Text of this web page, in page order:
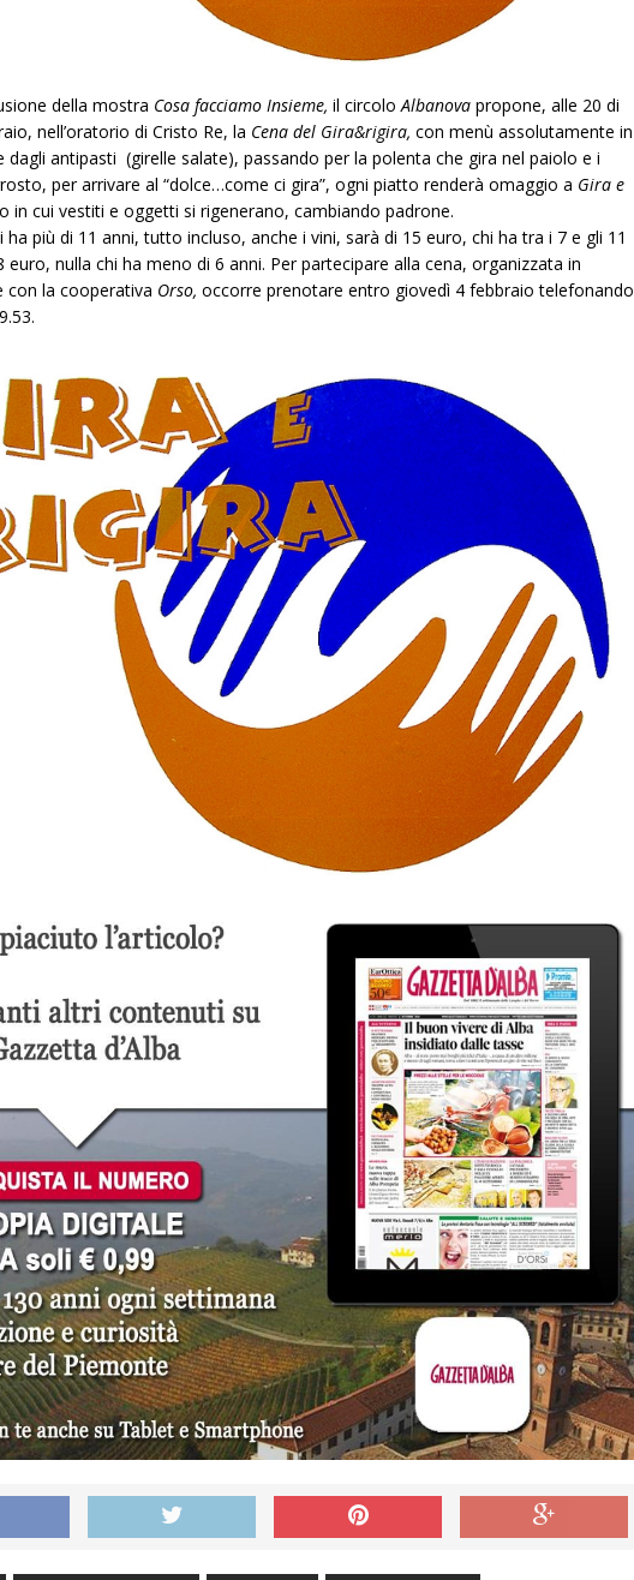
della mostra Cosa facciamo Insieme, il circoloAlbanova propone, alle 20 di
nell’oratorio di Cristo Re, la Cena del Gira&rigira, con menù assolutamente in
dagli antipasti (girelle salate), passando per la polenta che gira nel paiolo e i
per arrivare al “dolce…come ci gira”, ogni piatto renderà omaggio a Gira e
in cui vestiti e oggetti si rigenerano, cambiando padrone.
ha più di 11 anni, tutto incluso, anche i vini, sarà di 15 euro, chi ha tra i 7 e gli 11
euro, nulla chi ha meno di 6 anni. Per partecipare alla cena, organizzata in
con la cooperativa Orso, occorre prenotare entro giovedì 4 febbraio telefonando